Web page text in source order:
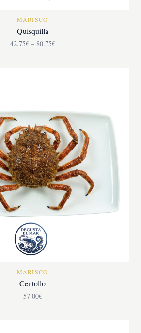
MARISCO
Quisquilla
42.75€ – 80.75€
MARISCO
Centollo
57.00€